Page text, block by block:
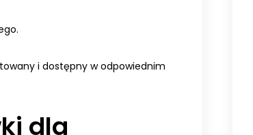
i dostępny w odpowiednim
dla